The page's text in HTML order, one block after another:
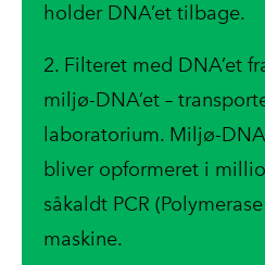
holder DNA’et tilbage.
2. Filteret med DNA’et
miljø-DNA’et –
laboratorium. Miljø-
bliver opformeret i
såkaldt PCR
maskine.